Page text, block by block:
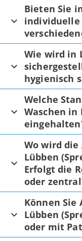
Bieten Sie
individuelle
Wie wird in
hygienisch
Welche
Waschen in
Wo wird
Lübben
Erfolgt die
oder
Können
Lübben
oder mit